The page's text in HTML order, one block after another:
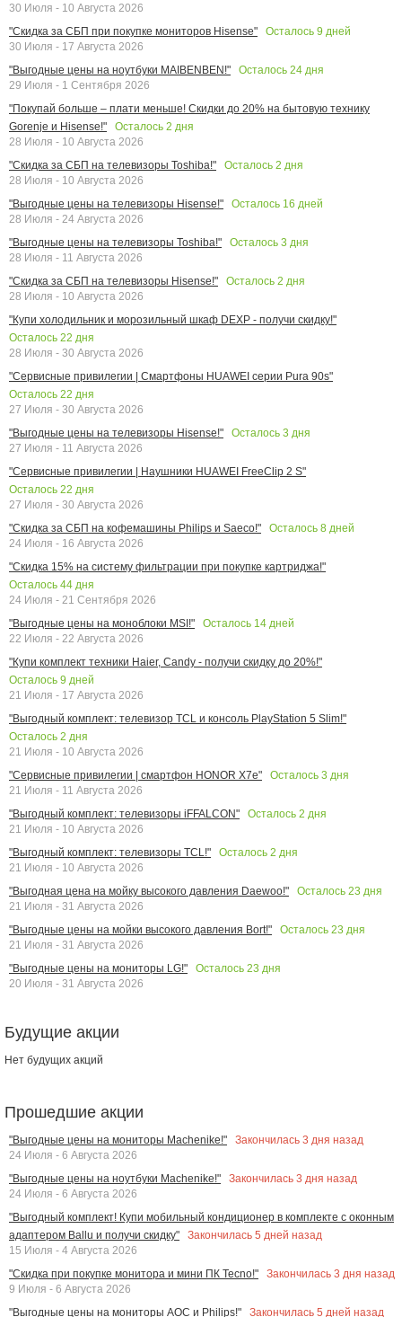
30 Июля - 10 Августа 2026
"Скидка за СБП при покупке мониторов Hisense"
Осталось 9 дней
30 Июля - 17 Августа 2026
"Выгодные цены на ноутбуки MAIBENBEN!"
Осталось 24 дня
29 Июля - 1 Сентября 2026
"Покупай больше – плати меньше! Скидки до 20% на бытовую технику
Gorenje и Hisense!"
Осталось 2 дня
28 Июля - 10 Августа 2026
"Скидка за СБП на телевизоры Toshiba!"
Осталось 2 дня
28 Июля - 10 Августа 2026
"Выгодные цены на телевизоры Hisense!"
Осталось 16 дней
28 Июля - 24 Августа 2026
"Выгодные цены на телевизоры Toshiba!"
Осталось 3 дня
28 Июля - 11 Августа 2026
"Скидка за СБП на телевизоры Hisense!"
Осталось 2 дня
28 Июля - 10 Августа 2026
"Купи холодильник и морозильный шкаф DEXP - получи скидку!"
Осталось 22 дня
28 Июля - 30 Августа 2026
"Сервисные привилегии | Смартфоны HUAWEI серии Pura 90s"
Осталось 22 дня
27 Июля - 30 Августа 2026
"Выгодные цены на телевизоры Hisense!"
Осталось 3 дня
27 Июля - 11 Августа 2026
"Сервисные привилегии | Наушники HUAWEI FreeClip 2 S"
Осталось 22 дня
27 Июля - 30 Августа 2026
"Скидка за СБП на кофемашины Philips и Saeco!"
Осталось 8 дней
24 Июля - 16 Августа 2026
"Скидка 15% на систему фильтрации при покупке картриджа!"
Осталось 44 дня
24 Июля - 21 Сентября 2026
"Выгодные цены на моноблоки MSI!"
Осталось 14 дней
22 Июля - 22 Августа 2026
"Купи комплект техники Haier, Candy - получи скидку до 20%!"
Осталось 9 дней
21 Июля - 17 Августа 2026
"Выгодный комплект: телевизор TCL и консоль PlayStation 5 Slim!"
Осталось 2 дня
21 Июля - 10 Августа 2026
"Сервисные привилегии | смартфон HONOR X7e"
Осталось 3 дня
21 Июля - 11 Августа 2026
"Выгодный комплект: телевизоры iFFALCON"
Осталось 2 дня
21 Июля - 10 Августа 2026
"Выгодный комплект: телевизоры TCL!"
Осталось 2 дня
21 Июля - 10 Августа 2026
"Выгодная цена на мойку высокого давления Daewoo!"
Осталось 23 дня
21 Июля - 31 Августа 2026
"Выгодные цены на мойки высокого давления Bort!"
Осталось 23 дня
21 Июля - 31 Августа 2026
"Выгодные цены на мониторы LG!"
Осталось 23 дня
20 Июля - 31 Августа 2026
Будущие акции
Нет будущих акций
Прошедшие акции
"Выгодные цены на мониторы Machenike!" Закончилась 3 дня назад
24 Июля - 6 Августа 2026
"Выгодные цены на ноутбуки Machenike!"
Закончилась 3 дня назад
24 Июля - 6 Августа 2026
"Выгодный комплект! Купи мобильный кондиционер в комплекте с оконным
адаптером Ballu и получи скидку"
Закончилась 5 дней назад
15 Июля - 4 Августа 2026
"Скидка при покупке монитора и мини ПК Tecno!"
Закончилась 3 дня назад
9 Июля - 6 Августа 2026
"Выгодные цены на мониторы AOC и Philips!"
Закончилась 5 дней назад